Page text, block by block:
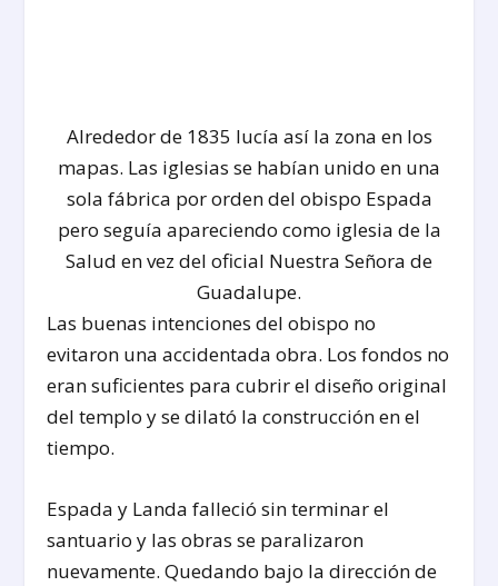
Alrededor de 1835 lucía así la zona en los
mapas. Las iglesias se habían unido en una
sola fábrica por orden del obispo Espada
pero seguía apareciendo como iglesia de la
Salud en vez del oficial Nuestra Señora de
Guadalupe.
Las buenas intenciones del obispo no
evitaron una accidentada obra. Los fondos no
eran suficientes para cubrir el diseño original
del templo y se dilató la construcción en el
tiempo.
Espada y Landa falleció sin terminar el
santuario y las obras se paralizaron
nuevamente. Quedando bajo la dirección de